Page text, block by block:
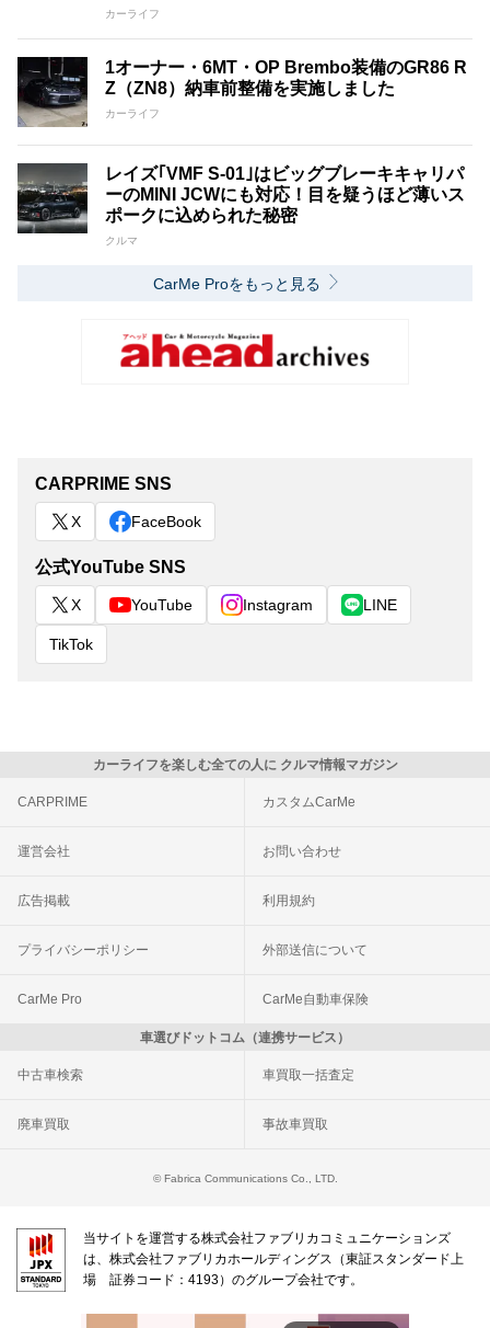
カーライフ
1オーナー・6MT・OP Brembo装備のGR86 R
Z（ZN8）納車前整備を実施しました
カーライフ
レイズ｢VMF S-01｣はビッグブレーキキャリパ
ーのMINI JCWにも対応！目を疑うほど薄いス
ポークに込められた秘密
クルマ
CarMe Proをもっと見る
CARPRIME SNS
X FaceBook
公式YouTube SNS
X YouTube Instagram LINE
TikTok
カーライフを楽しむ全ての人に クルマ情報マガジン
CARPRIME カスタムCarMe
運営会社 お問い合わせ
広告掲載 利用規約
プライバシーポリシー 外部送信について
CarMe Pro CarMe自動車保険
車選びドットコム（連携サービス）
中古車検索 車買取一括査定
廃車買取 事故車買取
© Fabrica Communications Co., LTD.
当サイトを運営する株式会社ファブリカコミュニケーションズ
は、株式会社ファブリカホールディングス（東証スタンダード上
場 証券コード：4193）のグループ会社です。